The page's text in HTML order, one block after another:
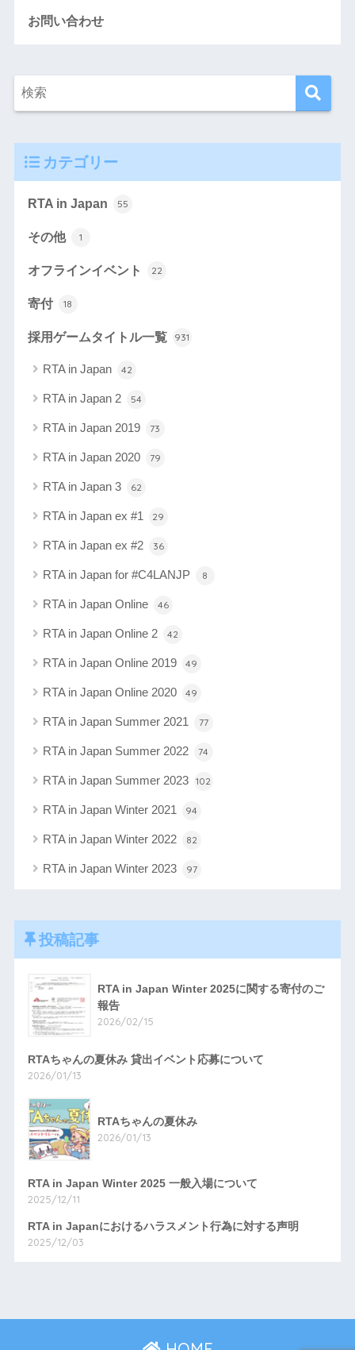
お問い合わせ
カテゴリー
RTA in Japan 55
その他 1
オフラインイベント 22
寄付 18
採用ゲームタイトル一覧 931
RTA in Japan 42
RTA in Japan 2 54
RTA in Japan 2019 73
RTA in Japan 2020 79
RTA in Japan 3 62
RTA in Japan ex #1 29
RTA in Japan ex #2 36
RTA in Japan for #C4LANJP 8
RTA in Japan Online 46
RTA in Japan Online 2 42
RTA in Japan Online 2019 49
RTA in Japan Online 2020 49
RTA in Japan Summer 2021 77
RTA in Japan Summer 2022 74
RTA in Japan Summer 2023 102
RTA in Japan Winter 2021 94
RTA in Japan Winter 2022 82
RTA in Japan Winter 2023 97
投稿記事
RTA in Japan Winter 2025に関する寄付のご
報告
2026/02/15
RTAちゃんの夏休み 貸出イベント応募について
2026/01/13
RTAちゃんの夏休み
2026/01/13
RTA in Japan Winter 2025 一般入場について
2025/12/11
RTA in Japanにおけるハラスメント行為に対する声明
2025/12/03